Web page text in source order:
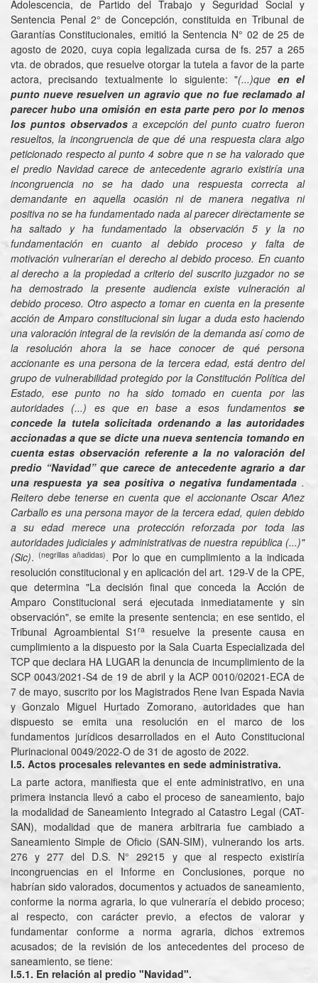
Adolescencia, de Partido del Trabajo y Seguridad Social y
Sentencia Penal 2° de Concepción, constituida en Tribunal de
Garantías Constitucionales, emitió la Sentencia N° 02 de 25 de
agosto de 2020, cuya copia legalizada cursa de fs. 257 a 265
vta. de obrados, que resuelve otorgar la tutela a favor de la parte
actora, precisando textualmente lo siguiente: "(...)que en el
punto nueve resuelven un agravio que no fue reclamado al
parecer hubo una omisión en esta parte pero por lo menos
los puntos observadosa excepción del punto cuatro fueron
resueltos, la incongruencia de que dé una respuesta clara algo
peticionado respecto al punto 4 sobre que n se ha valorado que
el predio Navidad carece de antecedente agrario existiría una
incongruencia no se ha dado una respuesta correcta al
demandante en aquella ocasión ni de manera negativa ni
positiva no se ha fundamentado nada al parecer directamente se
ha saltado y ha fundamentado la observación 5 y la no
fundamentación en cuanto al debido proceso y falta de
motivación vulnerarían el derecho al debido proceso. En cuanto
al derecho a la propiedad a criterio del suscrito juzgador no se
ha demostrado la presente audiencia existe vulneración al
debido proceso. Otro aspecto a tomar en cuenta en la presente
acción de Amparo constitucional sin lugar a duda esto haciendo
una valoración integral de la revisión de la demanda así como de
la resolución ahora la se hace conocer de qué persona
accionante es una persona de la tercera edad, está dentro del
grupo de vulnerabilidad protegido por la Constitución Política del
Estado, ese punto no ha sido tomado en cuenta por las
autoridades (...) es que en base a esos fundamentos se
concede la tutela solicitada ordenando a las autoridades
accionadas a que se dicte una nueva sentencia tomando en
cuenta estas observación referente a la no valoración del
predio “Navidad” que carece de antecedente agrario a dar
una respuesta ya sea positiva o negativa fundamentada .
Reitero debe tenerse en cuenta que el accionante Oscar Añez
Carballo es una persona mayor de la tercera edad, quien debido
a su edad merece una protección reforzada por toda las
autoridades judiciales y administrativas de nuestra república (...)"
(Sic). (negrillas añadidas). Por lo que en cumplimiento a la indicada
resolución constitucional y en aplicación del art. 129-V de la CPE,
que determina "La decisión final que conceda la Acción de
Amparo Constitucional será ejecutada inmediatamente y sin
observación", se emite la presente sentencia; en ese sentido, el
Tribunal Agroambiental S1ra
resuelve la presente causa en
cumplimiento a la dispuesto por la Sala Cuarta Especializada del
TCP que declara HA LUGAR la denuncia de incumplimiento de la
SCP 0043/2021-S4 de 19 de abril y la ACP 0010/02021-ECA de
7 de mayo, suscrito por los Magistrados Rene Ivan Espada Navia
y Gonzalo Miguel Hurtado Zomorano, autoridades que han
dispuesto se emita una resolución en el marco de los
fundamentos jurídicos desarrollados en el Auto Constitucional
Plurinacional 0049/2022-O de 31 de agosto de 2022.
I.5. Actos procesales relevantes en sede administrativa.
La parte actora, manifiesta que el ente administrativo, en una
primera instancia llevó a cabo el proceso de saneamiento, bajo
la modalidad de Saneamiento Integrado al Catastro Legal (CAT-
SAN), modalidad que de manera arbitraria fue cambiado a
Saneamiento Simple de Oficio (SAN-SIM), vulnerando los arts.
276 y 277 del D.S. N° 29215 y que al respecto existiría
incongruencias en el Informe en Conclusiones, porque no
habrían sido valorados, documentos y actuados de saneamiento,
conforme la norma agraria, lo que vulneraría el debido proceso;
al respecto, con carácter previo, a efectos de valorar y
fundamentar conforme a norma agraria, dichos extremos
acusados; de la revisión de los antecedentes del proceso de
saneamiento, se tiene:
I.5.1. En relación al predio "Navidad".